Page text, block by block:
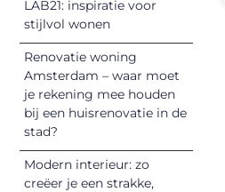
LAB21: inspiratie voor
stijlvol wonen
Renovatie woning
Amsterdam – waar moet
je rekening mee houden
bij een huisrenovatie in de
stad?
Modern interieur: zo
creëer je een strakke,